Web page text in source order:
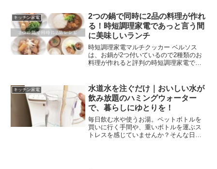
キッチン家電
2つの鍋で同時に2品の料理が作れ
る！時短調理家電であっと言う間
に美味しいランチ
時短調理家電マルチクッカー ベルソス
は、お鍋が2つ付いているので2種類のお
料理が作れると評判の時短調理家電で
すご～く助かる、お助け時短家電「ショ
ップジャパン ツインシェフ」なら、2つ
の鍋で同時調理が出来るので、ご飯を炊
きながら煮物を作ったり、ご飯を炊きな
がらカレーを煮込んだりできるので、ほ
んとすごく助かります！
キッチン家電
水道水を注ぐだけ｜おいしい水が
飲み放題のハミングウォーター
で、暮らしにゆとりを！
毎日飲む水や使うお湯。ペットボトルを
買いに行く手間や、重いボトルを運ぶス
トレスを感じていませんか？そんな日常